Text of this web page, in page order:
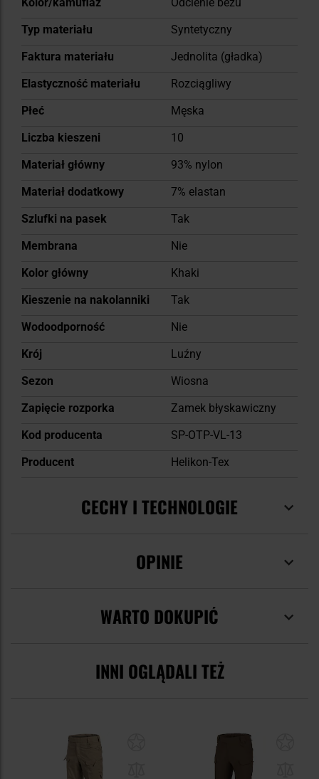
Typ materiału
Syntetyczny
Faktura materiału
Jednolita (gładka)
Elastyczność materiału
Rozciągliwy
Płeć
Męska
Liczba kieszeni
10
Materiał główny
93% nylon
Materiał dodatkowy
7% elastan
Szlufki na pasek
Tak
Membrana
Nie
Kolor główny
Khaki
Kieszenie na nakolanniki
Tak
Wodoodporność
Nie
Krój
Luźny
Sezon
Wiosna
Zapięcie rozporka
Zamek błyskawiczny
Kod producenta
SP-OTP-VL-13
Producent
Helikon-Tex
CECHY I TECHNOLOGIE
OPINIE
WARTO DOKUPIĆ
INNI OGLĄDALI TEŻ